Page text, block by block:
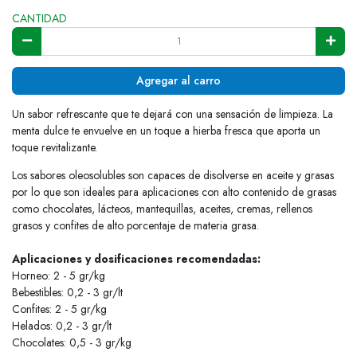
CANTIDAD
Agregar al carro
Un sabor refrescante que te dejará con una sensación de limpieza. La
menta dulce te envuelve en un toque a hierba fresca que aporta un
toque revitalizante.
Los sabores oleosolubles son capaces de disolverse en aceite y grasas
por lo que son ideales para aplicaciones con alto contenido de grasas
como chocolates, lácteos, mantequillas, aceites, cremas, rellenos
grasos y confites de alto porcentaje de materia grasa.
Aplicaciones y dosificaciones recomendadas:
Horneo: 2 - 5 gr/kg
Bebestibles: 0,2 - 3 gr/lt
Confites: 2 - 5 gr/kg
Helados: 0,2 - 3 gr/lt
Chocolates: 0,5 - 3 gr/kg